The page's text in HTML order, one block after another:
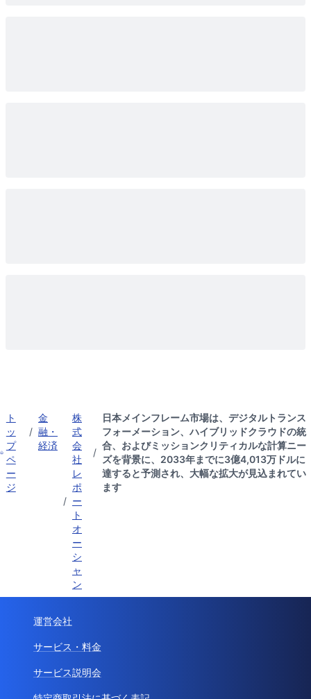
ト
ッ
プ
ペ
ー
ジ
/
金
融・
経済
/
株
式
会
社
レ
ポ
ー
ト
オ
ー
シ
ャ
ン
/
日本メインフレーム市場は、デジタルトランス
フォーメーション、ハイブリッドクラウドの統
合、およびミッションクリティカルな計算ニー
ズを背景に、2033年までに3億4,013万ドルに
達すると予測され、大幅な拡大が見込まれてい
ます
運営会社
サービス・料金
サービス説明会